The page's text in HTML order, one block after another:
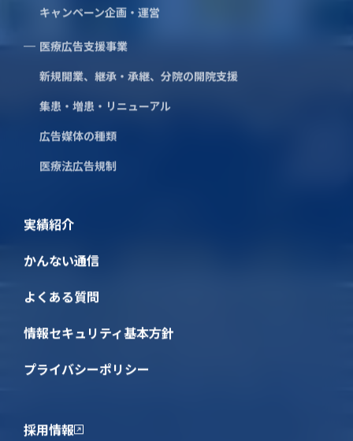
キャンペーン企画・運営
医療広告支援事業
新規開業、継承・承継、分院の開院支援
集患・増患・リニューアル
広告媒体の種類
医療法広告規制
実績紹介
かんない通信
よくある質問
情報セキュリティ基本方針
プライバシーポリシー
採用情報
相模原地区
東海道地区
(鎌倉、藤沢、茅ヶ崎、平塚の
下記「湘南朝日地区」を除く)
小田原地区
（鎌倉、藤沢、茅ヶ崎の朝日